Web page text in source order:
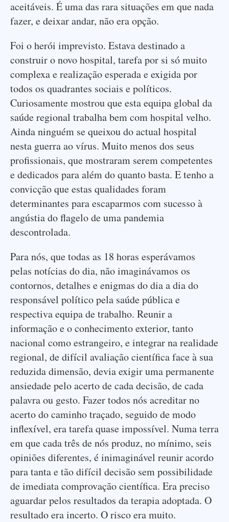
aceitáveis. É uma das rara situações em que nada
fazer, e deixar andar, não era opção.
Foi o herói imprevisto. Estava destinado a
construir o novo hospital, tarefa por si só muito
complexa e realização esperada e exigida por
todos os quadrantes sociais e políticos.
Curiosamente mostrou que esta equipa global da
saúde regional trabalha bem com hospital velho.
Ainda ninguém se queixou do actual hospital
nesta guerra ao vírus. Muito menos dos seus
profissionais, que mostraram serem competentes
e dedicados para além do quanto basta. E tenho a
convicção que estas qualidades foram
determinantes para escaparmos com sucesso à
angústia do flagelo de uma pandemia
descontrolada.
Para nós, que todas as 18 horas esperávamos
pelas notícias do dia, não imaginávamos os
contornos, detalhes e enigmas do dia a dia do
responsável político pela saúde pública e
respectiva equipa de trabalho. Reunir a
informação e o conhecimento exterior, tanto
nacional como estrangeiro, e integrar na realidade
regional, de difícil avaliação científica face à sua
reduzida dimensão, devia exigir uma permanente
ansiedade pelo acerto de cada decisão, de cada
palavra ou gesto. Fazer todos nós acreditar no
acerto do caminho traçado, seguido de modo
inflexível, era tarefa quase impossível. Numa terra
em que cada três de nós produz, no mínimo, seis
opiniões diferentes, é inimaginável reunir acordo
para tanta e tão difícil decisão sem possibilidade
de imediata comprovação científica. Era preciso
aguardar pelos resultados da terapia adoptada. O
resultado era incerto. O risco era muito.